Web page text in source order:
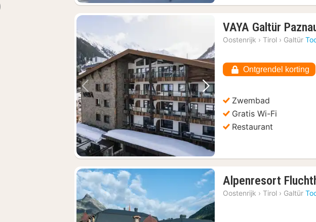
Vorige foto Volgende foto
VAYA Galtür
Oostenrijk › Tirol › Galtür
Ontgrendel korting
Zwembad
Gratis Wi-Fi
Restaurant
Alpenresort
Oostenrijk › Tirol › Galtür